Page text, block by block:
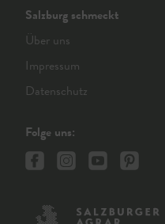
Salzburg schmeckt
Über uns
Impressum
Datenschutz
Folge uns: